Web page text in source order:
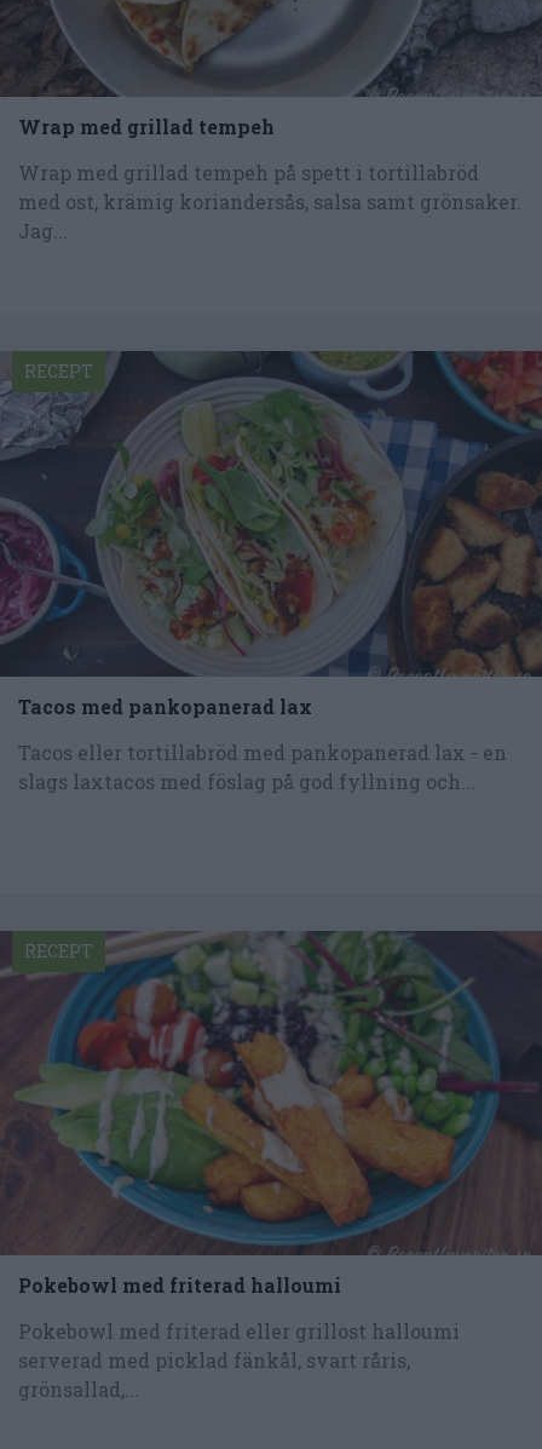
Wrap med grillad tempeh
Wrap med grillad tempeh på spett i tortillabröd
med ost, krämig koriandersås, salsa samt grönsaker.
Jag...
Tacos med pankopanerad lax
Tacos eller tortillabröd med pankopanerad lax - en
slags laxtacos med föslag på god fyllning och...
RECEPT
Pokebowl med friterad halloumi
Pokebowl med friterad eller grillost halloumi
serverad med picklad fänkål, svart råris,
grönsallad,...
RECEPT